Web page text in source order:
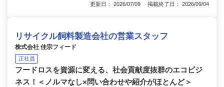
更新日： 2026/07/09 掲載終了日： 2026/09/04
リサイクル飼料製造会社の営業スタッフ
株式会社 佳宗フィード
正社員
フードロスを資源に変える、社会貢献度抜群のエコビジ
ネス！＜ノルマなし×問い合わせや紹介がほとんど＞